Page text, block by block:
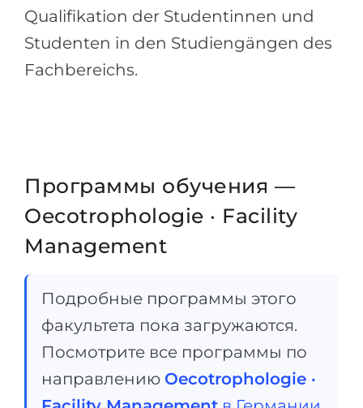
Qualifikation der Studentinnen und
Studenten in den Studiengängen des
Fachbereichs.
Программы обучения —
Oecotrophologie · Facility
Management
Подробные программы этого
факультета пока загружаются.
Посмотрите все программы по
направлению Oecotrophologie ·